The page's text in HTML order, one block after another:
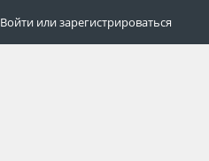
Войти или зарегистрироваться